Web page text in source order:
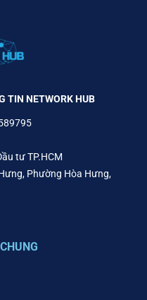
TIN NETWORK HUB
tư TP.HCM
Phường Hòa Hưng,